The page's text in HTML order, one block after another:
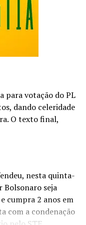
de
participação de
para votação do PL
dando celeridade
O texto final,
nesta quinta-
Bolsonaro seja
cumpra 2 anos em
com a condenação